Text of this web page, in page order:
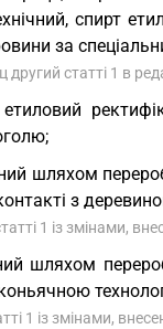
спирт
за
другий статті 1 в
шляхом
з
1 із змінами,
шляхом
1 із змінами,